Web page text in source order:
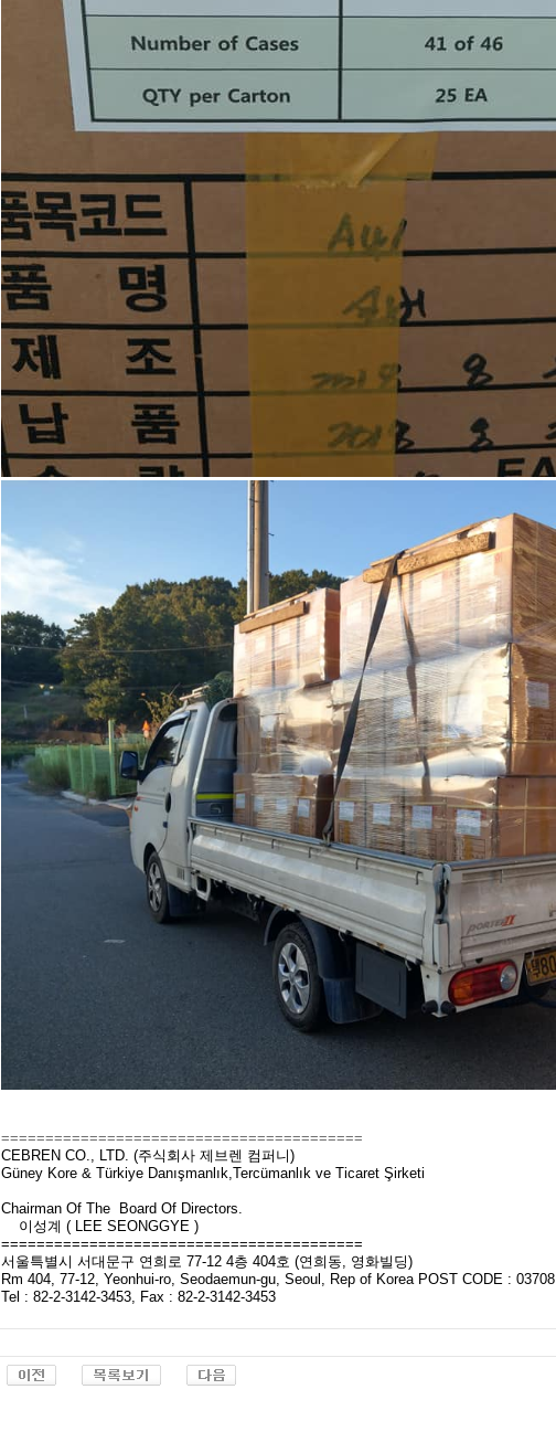
=========================================
CEBREN CO., LTD. (주식회사 제브렌 컴퍼니)
Güney Kore & Türkiye Danışmanlık,Tercümanlık ve Ticaret Şirketi
Chairman Of The Board Of Directors.
이성계 ( LEE SEONGGYE )
=========================================
서울특별시 서대문구 연희로 77-12 4층 404호 (연희동, 영화빌딩)
Rm 404, 77-12, Yeonhui-ro, Seodaemun-gu, Seoul, Rep of Korea POST CODE : 03708
Tel : 82-2-3142-3453, Fax : 82-2-3142-3453